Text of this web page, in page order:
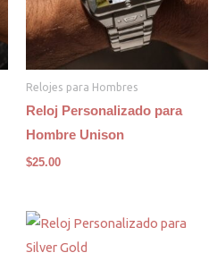
Relojes para Hombres
Reloj Personalizado para
Hombre Unison
$25.00